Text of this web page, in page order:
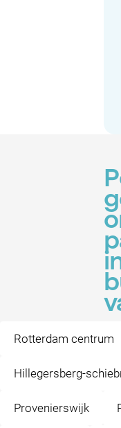
Rotterdam centrum
Hillegersberg-
Provenierswijk